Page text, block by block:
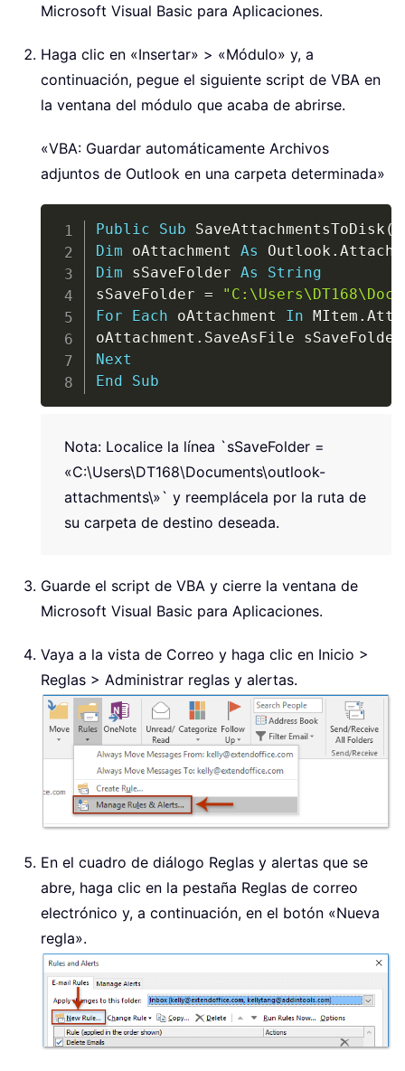
Microsoft Visual Basic para Aplicaciones.
Haga clic en «Insertar» > «Módulo» y, a
continuación, pegue el siguiente script de VBA en
la ventana del módulo que acaba de abrirse.
«VBA: Guardar automáticamente Archivos
adjuntos de Outlook en una carpeta determinada»
Public Sub SaveAttachmentsToDisk (
Dim oAttachment As Outlook .
Dim sSaveFolder As
String
sSaveFolder =
For
Each oAttachment In MItem .
oAttachment . SaveAsFile
Next
End
Sub
Copy
Nota: Localice la línea `sSaveFolder =
«C:\Users\DT168\Documents\outlook-
attachments\»` y reemplácela por la ruta de
su carpeta de destino deseada.
Guarde el script de VBA y cierre la ventana de
Microsoft Visual Basic para Aplicaciones.
Vaya a la vista de Correo y haga clic en Inicio >
Reglas > Administrar reglas y alertas.
En el cuadro de diálogo Reglas y alertas que se
abre, haga clic en la pestaña Reglas de correo
electrónico y, a continuación, en el botón «Nueva
regla».